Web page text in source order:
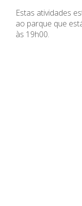
Estas atividades
ao parque que
às 19h00.